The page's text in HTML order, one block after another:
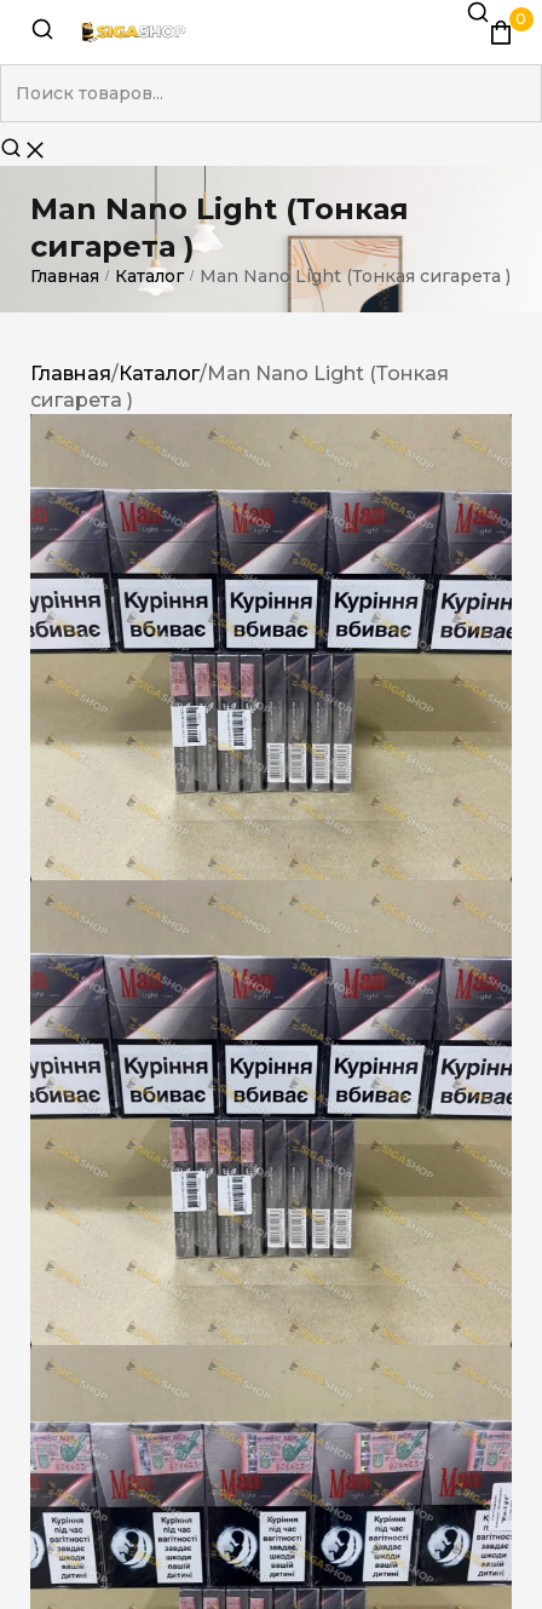
0
Man Nano Light (Тонкая
сигарета )
Главная / Каталог / Man Nano Light (Тонкая сигарета )
Главная/Каталог/Man Nano Light (Тонкая
сигарета )